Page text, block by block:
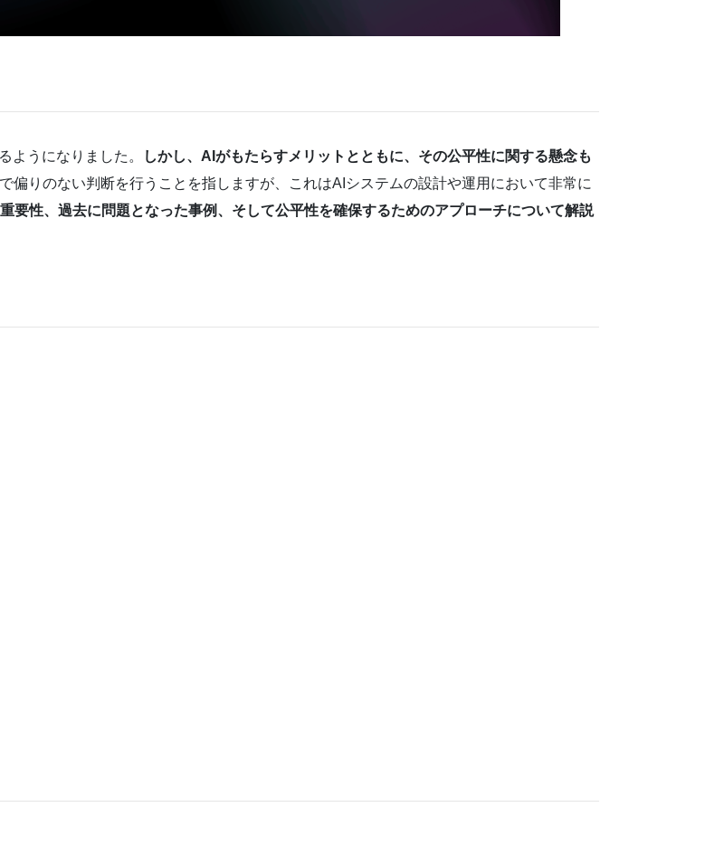
ようになりました。
しかし、AIがもたらすメリットとともに、その公平性に関する懸念も
偏りのない判断を行うことを指しますが、これはAIシステムの設計や運用において非常に
要性、過去に問題となった事例、そして公平性を確保するためのアプローチについて解説